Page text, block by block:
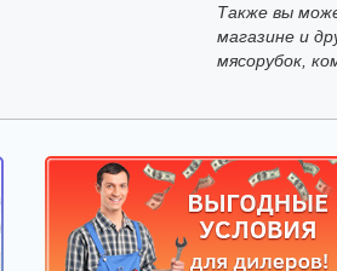
Также вы
магазине и
мясорубок,